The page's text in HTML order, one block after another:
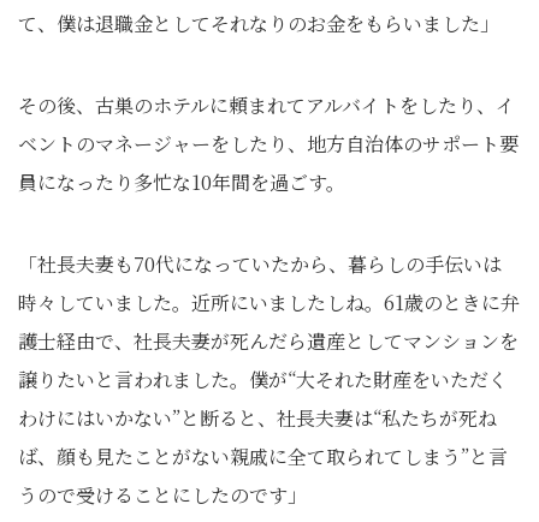
て、僕は退職金としてそれなりのお金をもらいました」
その後、古巣のホテルに頼まれてアルバイトをしたり、イ
ベントのマネージャーをしたり、地方自治体のサポート要
員になったり多忙な10年間を過ごす。
「社長夫妻も70代になっていたから、暮らしの手伝いは
時々していました。近所にいましたしね。61歳のときに弁
護士経由で、社長夫妻が死んだら遺産としてマンションを
譲りたいと言われました。僕が“大それた財産をいただく
わけにはいかない”と断ると、社長夫妻は“私たちが死ね
ば、顔も見たことがない親戚に全て取られてしまう”と言
うので受けることにしたのです」